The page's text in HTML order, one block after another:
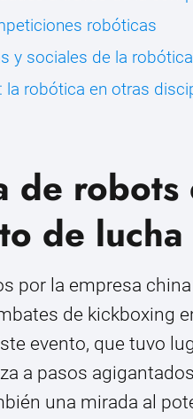
robóticas
y sociales de la
la robótica en otras
de
de lucha
por la empresa
de kickboxing
evento, que tuvo
a pasos
una mirada al